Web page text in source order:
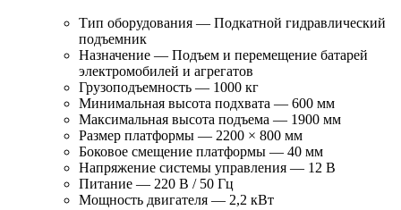
Тип оборудования — Подкатной гидравлический
подъемник
Назначение — Подъем и перемещение батарей
электромобилей и агрегатов
Грузоподъемность — 1000 кг
Минимальная высота подхвата — 600 мм
Максимальная высота подъема — 1900 мм
Размер платформы — 2200 × 800 мм
Боковое смещение платформы — 40 мм
Напряжение системы управления — 12 В
Питание — 220 В / 50 Гц
Мощность двигателя — 2,2 кВт